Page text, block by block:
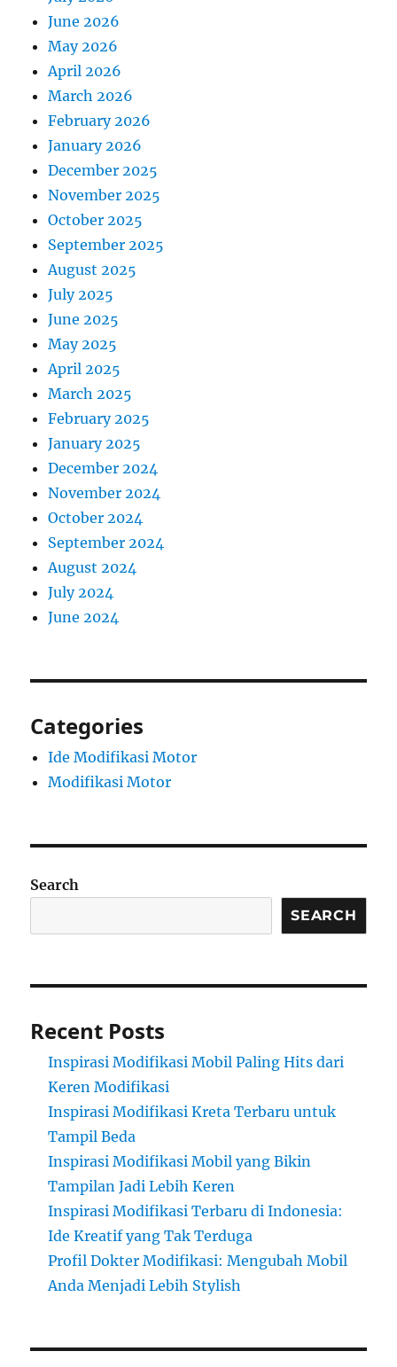
June 2026
May 2026
April 2026
March 2026
February 2026
January 2026
December 2025
November 2025
October 2025
September 2025
August 2025
July 2025
June 2025
May 2025
April 2025
March 2025
February 2025
January 2025
December 2024
November 2024
October 2024
September 2024
August 2024
July 2024
June 2024
Categories
Ide Modifikasi Motor
Modifikasi Motor
Search
SEARCH
Recent Posts
Inspirasi Modifikasi Mobil Paling Hits dari
Keren Modifikasi
Inspirasi Modifikasi Kreta Terbaru untuk
Tampil Beda
Inspirasi Modifikasi Mobil yang Bikin
Tampilan Jadi Lebih Keren
Inspirasi Modifikasi Terbaru di Indonesia:
Ide Kreatif yang Tak Terduga
Profil Dokter Modifikasi: Mengubah Mobil
Anda Menjadi Lebih Stylish